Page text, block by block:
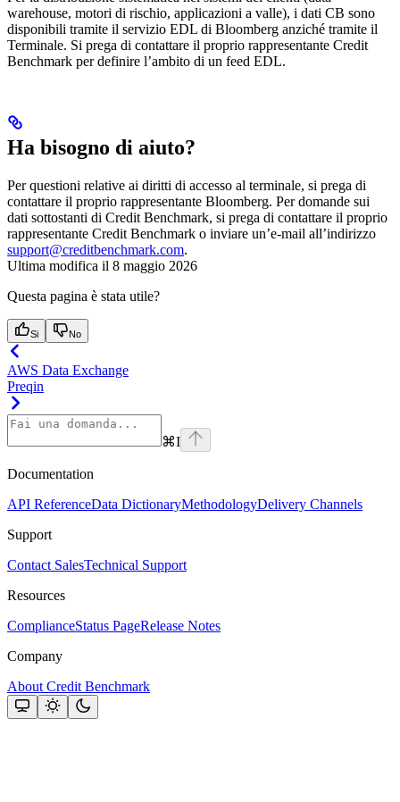
warehouse, motori di rischio, applicazioni a valle), i dati CB sono
disponibili tramite il servizio EDL di Bloomberg anziché tramite il
Terminale. Si prega di contattare il proprio rappresentante Credit
Benchmark per definire l’ambito di un feed EDL.
Ha bisogno di aiuto?
Per questioni relative ai diritti di accesso al terminale, si prega di
contattare il proprio rappresentante Bloomberg. Per domande sui
dati sottostanti di Credit Benchmark, si prega di contattare il proprio
rappresentante Credit Benchmark o inviare un’e-mail all’indirizzo
support@creditbenchmark.com.
Ultima modifica il 8 maggio 2026
Questa pagina è stata utile?
Si No
AWS Data Exchange
Preqin
⌘I
Documentation
API ReferenceData DictionaryMethodologyDelivery Channels
Support
Contact SalesTechnical Support
Resources
ComplianceStatus PageRelease Notes
Company
About Credit Benchmark